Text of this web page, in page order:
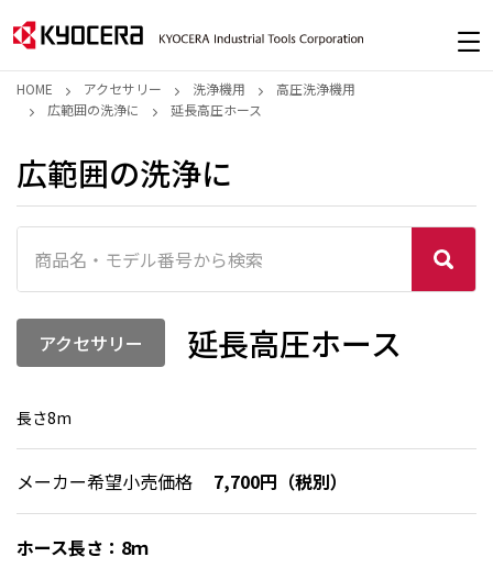
HOME アクセサリー 洗浄機用
高圧洗浄機用
広範囲の洗浄に
延長高圧ホース
広範囲の洗浄に
アクセサリー 延長高圧ホース
長さ8m
メーカー希望小売価格 7,700円（税別）
ホース長さ：8ｍ